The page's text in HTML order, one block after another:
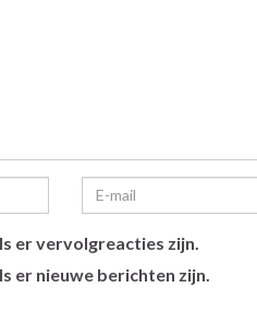
er vervolgreacties zijn.
er nieuwe berichten zijn.